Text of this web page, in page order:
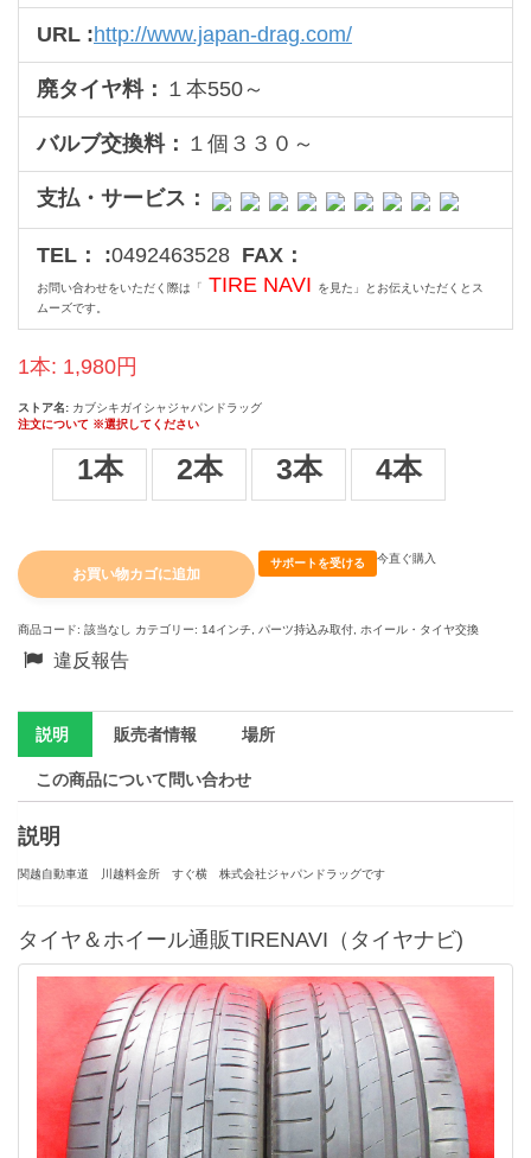
URL :http://www.japan-drag.com/
廃タイヤ料： １本550～
バルブ交換料： １個３３０～
支払・サービス：
TEL： :0492463528 FAX：
お問い合わせをいただく際は「 TIRE NAVI
を見た」とお伝えいただくとス
ムーズです。
1本: 1,980円
ストア名: カブシキガイシャジャパンドラッグ
注文について ※選択してください
1本 2本 3本 4本
お買い物カゴに追加
サポートを受ける 今直ぐ購入
商品コード: 該当なし カテゴリー: 14インチ パーツ持込み取付 ホイール・タイヤ交換
違反報告
説明 販売者情報 場所
この商品について問い合わせ
説明
関越自動車道 川越料金所 すぐ横 株式会社ジャパンドラッグです
タイヤ＆ホイール通販TIRENAVI（タイヤナビ)